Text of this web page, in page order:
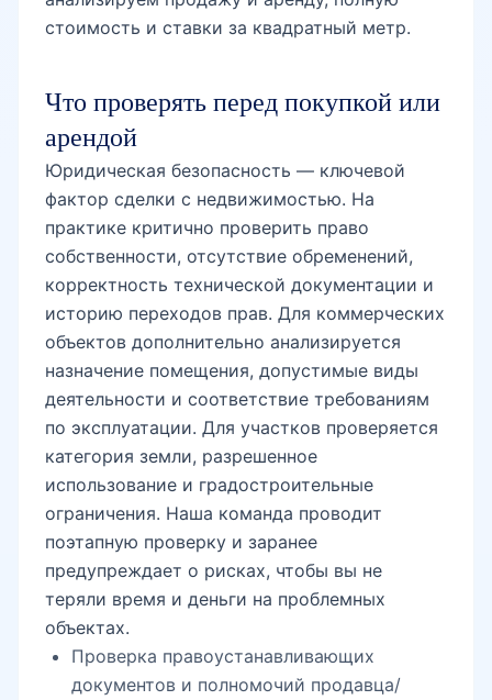
Юнусабадский базар
метро Минор
метро Бодомзор
стоимость и ставки за квадратный метр.
Что проверять перед покупкой или
арендой
Юридическая безопасность — ключевой
фактор сделки с недвижимостью. На
практике критично проверить право
собственности, отсутствие обременений,
корректность технической документации и
историю переходов прав. Для коммерческих
объектов дополнительно анализируется
назначение помещения, допустимые виды
деятельности и соответствие требованиям
по эксплуатации. Для участков проверяется
категория земли, разрешенное
использование и градостроительные
ограничения. Наша команда проводит
поэтапную проверку и заранее
предупреждает о рисках, чтобы вы не
теряли время и деньги на проблемных
объектах.
Проверка правоустанавливающих
документов и полномочий продавца/